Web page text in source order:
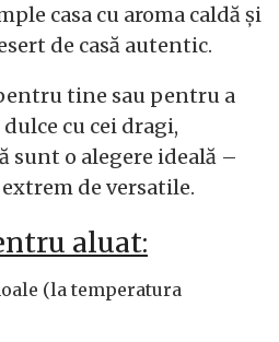
casa cu aroma caldă și
de casă autentic.
tine sau pentru a
cu cei dragi,
sunt o alegere ideală –
de versatile.
aluat:
(la temperatura